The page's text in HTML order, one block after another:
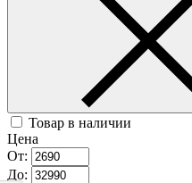
Товар в наличии
Цена
От:
До: